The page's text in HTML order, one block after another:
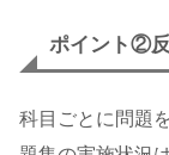
ポイント②
科目ごとに問題